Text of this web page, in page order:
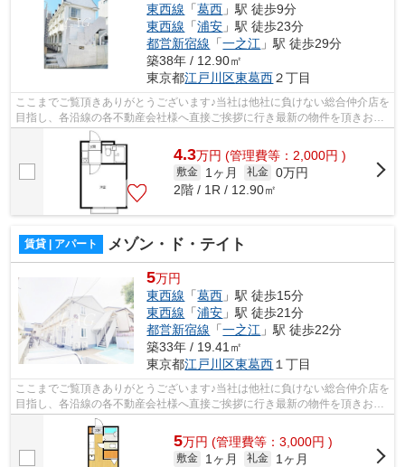
東西線 「葛西 」駅 徒歩9分
東西線 「浦安 」駅 徒歩23分
都営新宿線 「一之江 」駅 徒歩29分
築38年 / 12.90㎡
東京都江戸川区東葛西２丁目
ここまでご覧頂きありがとうございます♪当社は他社に負けない総合仲介店を
目指し、各沿線の各不動産会社様へ直接ご挨拶に行き最新の物件を頂きお客
様へ提供しております！最新の情報は...
4.3万円 (管理費等：2,000円 )
敷金 1ヶ月 礼金 0万円
2階 / 1R / 12.90㎡
賃貸 | アパート メゾン・ド・テイト
5万円
東西線 「葛西 」駅 徒歩15分
東西線 「浦安 」駅 徒歩21分
都営新宿線 「一之江 」駅 徒歩22分
築33年 / 19.41㎡
東京都江戸川区東葛西 １丁目
ここまでご覧頂きありがとうございます♪当社は他社に負けない総合仲介店を
目指し、各沿線の各不動産会社様へ直接ご挨拶に行き最新の物件を頂きお客
様へ提供しております！最新の情報は...
5万円 (管理費等：3,000円 )
敷金 1ヶ月 礼金
1ヶ月